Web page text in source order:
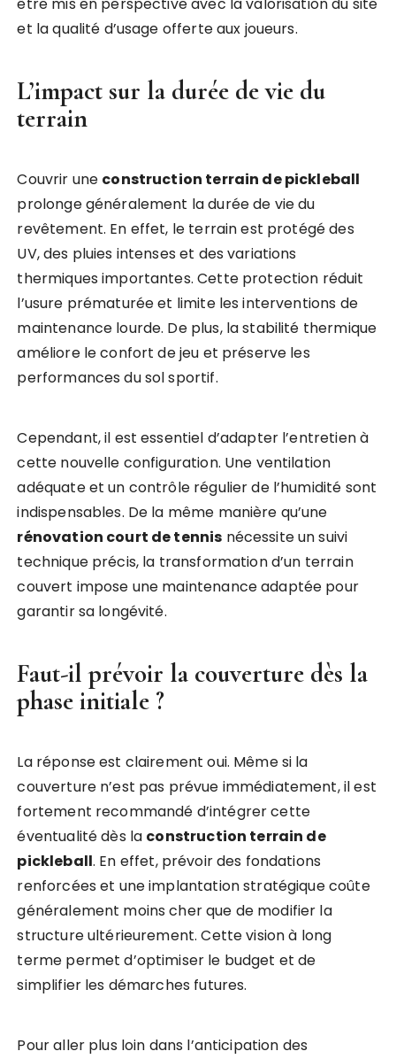
être mis en perspective avec la valorisation du site
et la qualité d’usage offerte aux joueurs.
L’impact sur la durée de vie du
terrain
Couvrir une construction terrain de pickleball
prolonge généralement la durée de vie du
revêtement. En effet, le terrain est protégé des
UV, des pluies intenses et des variations
thermiques importantes. Cette protection réduit
l’usure prématurée et limite les interventions de
maintenance lourde. De plus, la stabilité thermique
améliore le confort de jeu et préserve les
performances du sol sportif.
Cependant, il est essentiel d’adapter l’entretien à
cette nouvelle configuration. Une ventilation
adéquate et un contrôle régulier de l’humidité sont
indispensables. De la même manière qu’une
rénovation court de tennis nécessite un suivi
technique précis, la transformation d’un terrain
couvert impose une maintenance adaptée pour
garantir sa longévité.
Faut-il prévoir la couverture dès la
phase initiale ?
La réponse est clairement oui. Même si la
couverture n’est pas prévue immédiatement, il est
fortement recommandé d’intégrer cette
éventualité dès la construction terrain de
pickleball. En effet, prévoir des fondations
renforcées et une implantation stratégique coûte
généralement moins cher que de modifier la
structure ultérieurement. Cette vision à long
terme permet d’optimiser le budget et de
simplifier les démarches futures.
Pour aller plus loin dans l’anticipation des